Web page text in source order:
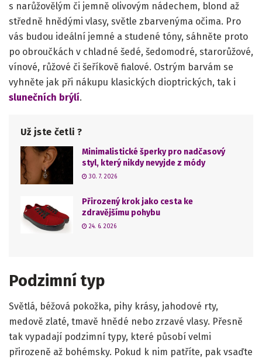
s narůžovělým či jemně olivovým nádechem, blond až
středně hnědými vlasy, světle zbarvenýma očima. Pro
vás budou ideální jemné a studené tóny, sáhněte proto
po obroučkách v chladné šedé, šedomodré, starorůžové,
vínové, růžové či šeříkově fialové. Ostrým barvám se
vyhněte jak při nákupu klasických dioptrických, tak i
slunečních brýlí.
Už jste četli ?
Minimalistické šperky pro nadčasový
styl, který nikdy nevyjde z módy
30. 7. 2026
Přirozený krok jako cesta ke
zdravějšímu pohybu
24. 6. 2026
Podzimní typ
Světlá, béžová pokožka, pihy krásy, jahodové rty,
medově zlaté, tmavě hnědé nebo zrzavé vlasy. Přesně
tak vypadají podzimní typy, které působí velmi
přirozeně až bohémsky. Pokud k nim patříte, pak vsaďte